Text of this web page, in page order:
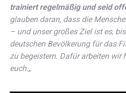
trainiert regelmäßig und seid
glauben daran, dass die
– und unser großes Ziel ist es,
deutschen Bevölkerung für das
zu begeistern. Dafür arbeiten
euch.„